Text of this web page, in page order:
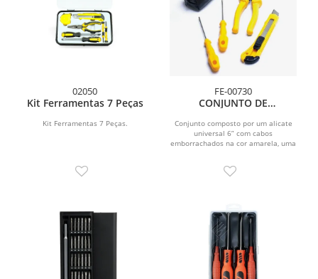
02050
Kit Ferramentas 7 Peças
Kit Ferramentas 7 Peças.
FE-00730
CONJUNTO DE
CHAVES CABO AMARELO
Conjunto composto por um alicate
universal 6” com cabos
emborrachados na cor amarela, uma